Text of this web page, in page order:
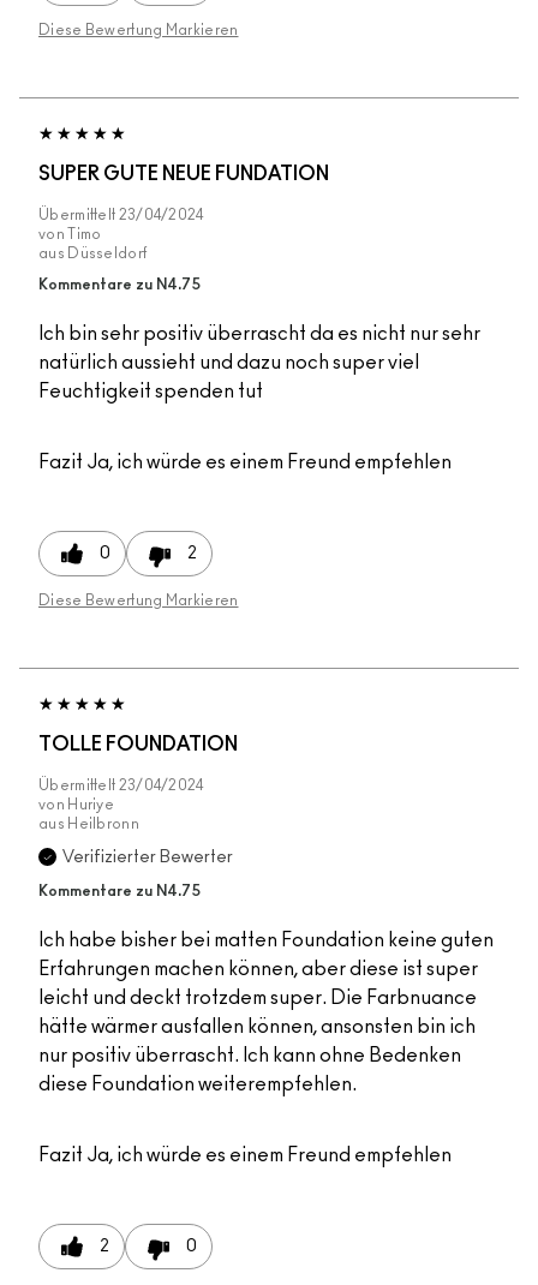
Diese Bewertung Markieren
SUPER GUTE NEUE FUNDATION
Übermittelt 23/04/2024
von
Timo
aus
Düsseldorf
Kommentare zu N4.75
Ich bin sehr positiv überrascht da es nicht nur sehr
natürlich aussieht und dazu noch super viel
Feuchtigkeit spenden tut
Fazit Ja, ich würde es einem Freund empfehlen
0 2
Diese Bewertung Markieren
TOLLE FOUNDATION
Übermittelt 23/04/2024
von Huriye
aus Heilbronn
Verifizierter Bewerter
Kommentare zu N4.75
Ich habe bisher bei matten Foundation keine guten
Erfahrungen machen können, aber diese ist super
leicht und deckt trotzdem super. Die Farbnuance
hätte wärmer ausfallen können, ansonsten bin ich
nur positiv überrascht. Ich kann ohne Bedenken
diese Foundation weiterempfehlen.
Fazit Ja, ich würde es einem Freund empfehlen
2 0